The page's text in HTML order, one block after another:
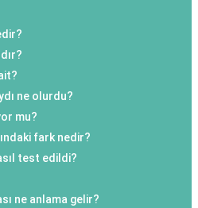
ne olurdu?
mu?
fark nedir?
test edildi?
ne anlama gelir?